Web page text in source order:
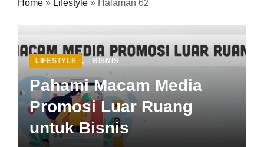
Home » Lifestyle » Halaman 62
LIFESTYLE , BISNIS
Pahami Macam Media
Promosi Luar Ruang
untuk Bisnis